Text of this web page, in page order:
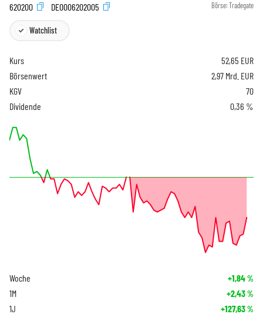
620200
DE0006202005 Börse: Tradegate
Watchlist
Kurs 52,65 EUR
Börsenwert
2,97 Mrd. EUR
KGV
70
Dividende
0,36 %
Woche +1,84%
1M +2,43%
1J +127,63%